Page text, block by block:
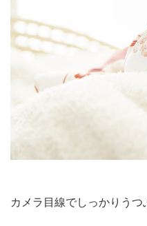
カメラ目線でしっかりうつ